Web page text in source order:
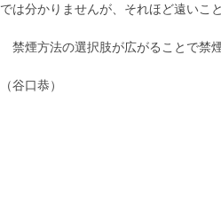
では分かりませんが、それほど遠いこ
禁煙方法の選択肢が広がることで禁
（谷口恭）